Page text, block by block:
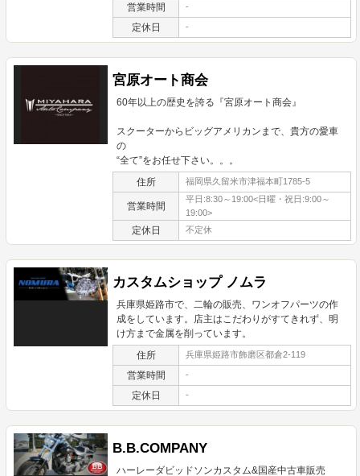
営業時間 -
定休日 -
宮原オート商会
60年以上の歴史を誇る『宮原オート商会』
スクーターからビッグアメリカンまで、貴方の愛車
の
“全て”をお任せ下さい。。。
住所 福岡県久留米市津福本町1785-5
営業時間
平日:8:30～19:00<日曜・祝日:9:00～
19:00>
定休日 不定休
カスタムショップ ノムラ
兵庫県姫路市で、二輪の販売、ワンオフパーツの作
成をしています。店主はこだわりがすてきれず、明
け方まで金属を削っています。
住所 兵庫県姫路市飾磨区都倉2-119
営業時間 -
定休日 -
B.B.COMPANY
ハーレーダビッドソンカスタム&国産中古車販売